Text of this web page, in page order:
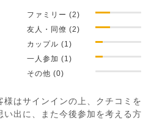
ファミリー (2)
友人・同僚 (2)
カップル (1)
一人参加 (1)
その他 (0)
はサインインの上、クチコミを
い出に、また今後参加を考える方